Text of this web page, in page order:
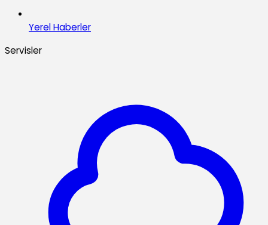
Yerel Haberler
Servisler